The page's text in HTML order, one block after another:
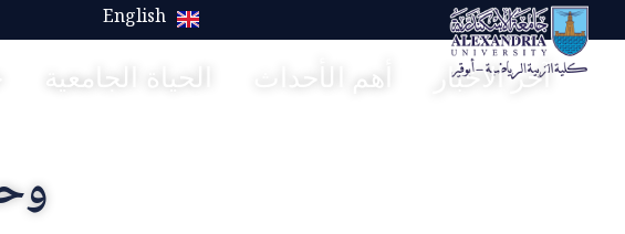
English
آخر الاخبار أهم الأحداث الحياة الجامعية